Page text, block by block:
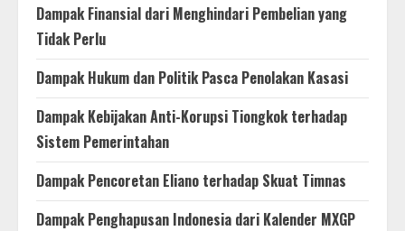
Dampak Finansial dari Menghindari Pembelian yang
Tidak Perlu
Dampak Hukum dan Politik Pasca Penolakan Kasasi
Dampak Kebijakan Anti-Korupsi Tiongkok terhadap
Sistem Pemerintahan
Dampak Pencoretan Eliano terhadap Skuat Timnas
Dampak Penghapusan Indonesia dari Kalender MXGP